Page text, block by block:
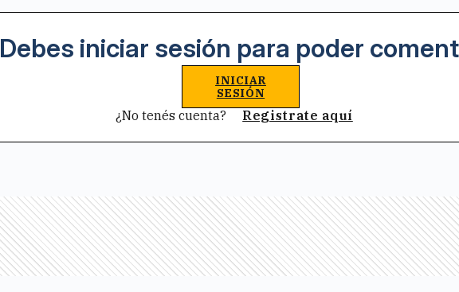
Debes iniciar sesión para poder
INICIAR
SESIÓN
¿No tenés cuenta? Registrate aquí